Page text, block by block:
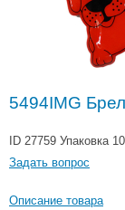
5494IMG
ID 27759 Упаковка
Задать вопрос
Описание товара